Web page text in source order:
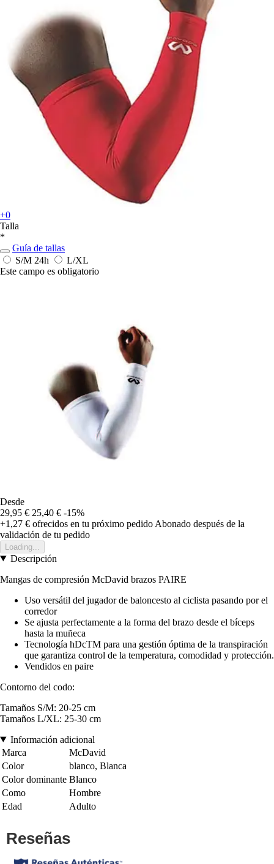
+0
Talla
*
Guía de tallas
S/M 24h
L/XL
Este campo es obligatorio
Desde
29,95 € 25,40 € -15%
+1,27 € ofrecidos en tu próximo pedido Abonado después de la
validación de tu pedido
Loading...
Descripción
Mangas de compresión McDavid brazos PAIRE
Uso versátil del jugador de baloncesto al ciclista pasando por el
corredor
Se ajusta perfectamente a la forma del brazo desde el bíceps
hasta la muñeca
Tecnología hDcTM para una gestión óptima de la transpiración
que garantiza control de la temperatura, comodidad y protección.
Vendidos en paire
Contorno del codo:
Tamaños S/M: 20-25 cm
Tamaños L/XL: 25-30 cm
Información adicional
Marca
McDavid
Color
blanco, Blanca
Color dominante Blanco
Como
Hombre
Edad
Adulto